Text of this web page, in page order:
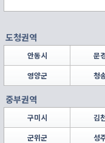
도청권역
안동시 문
영양군
청
중부권역
구미시 김
군위군
성